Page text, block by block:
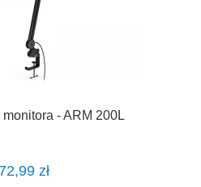
- ARM 200L
zł